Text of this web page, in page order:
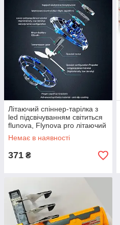
Літаючий спіннер-тарілка з
led підсвічуванням світиться
flunova, Flynova pro літаючий
спіннер бумеранг OD-65
Немає в наявності
371 ₴